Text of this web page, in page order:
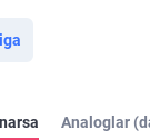
Analoglar